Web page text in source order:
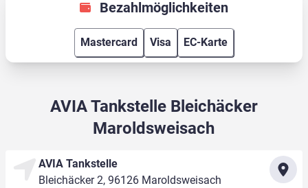
Bezahlmöglichkeiten
Mastercard Visa EC-Karte
AVIA Tankstelle Bleichäcker
Maroldsweisach
AVIA Tankstelle
Bleichäcker 2, 96126 Maroldsweisach